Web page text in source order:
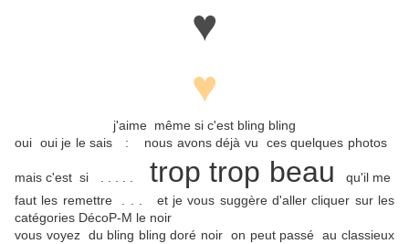
♥
♥
j'aime même si c'est bling bling
oui oui je le sais : nous avons déjà vu ces quelques photos
mais c'est si . . . . . trop trop beau qu'il me
faut les remettre . . . et je vous suggère d'aller cliquer sur les
catégories DécoP-M le noir
vous voyez du bling bling doré noir on peut passé au classieux